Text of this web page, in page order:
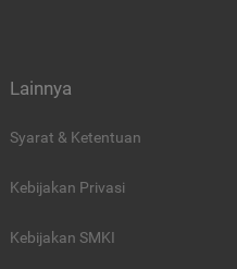
Lainnya
Syarat & Ketentuan
Kebijakan Privasi
Kebijakan SMKI